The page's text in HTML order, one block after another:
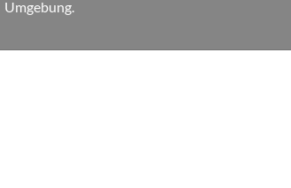
Umgebung.